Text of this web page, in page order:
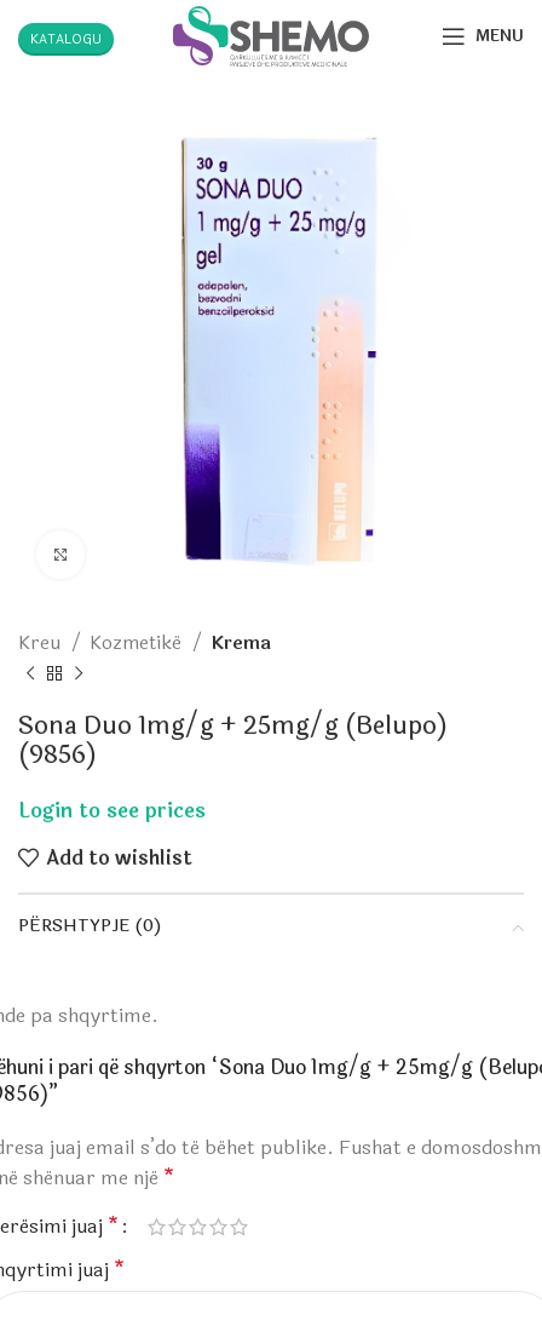
KATALOGU MENU
Click to enlarge
Kreu Kozmetikë Krema
Sona Duo 1mg/g + 25mg/g (Belupo)
(9856)
Add to wishlist
PËRSHTYPJE (0)
pa shqyrtime.
i pari që shqyrton “Sona Duo 1mg/g + 25mg/g
juaj email s’do të bëhet publike. Fushat e
shënuar me një *
juaj *
juaj *